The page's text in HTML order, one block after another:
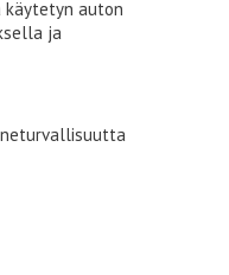
auton
ja